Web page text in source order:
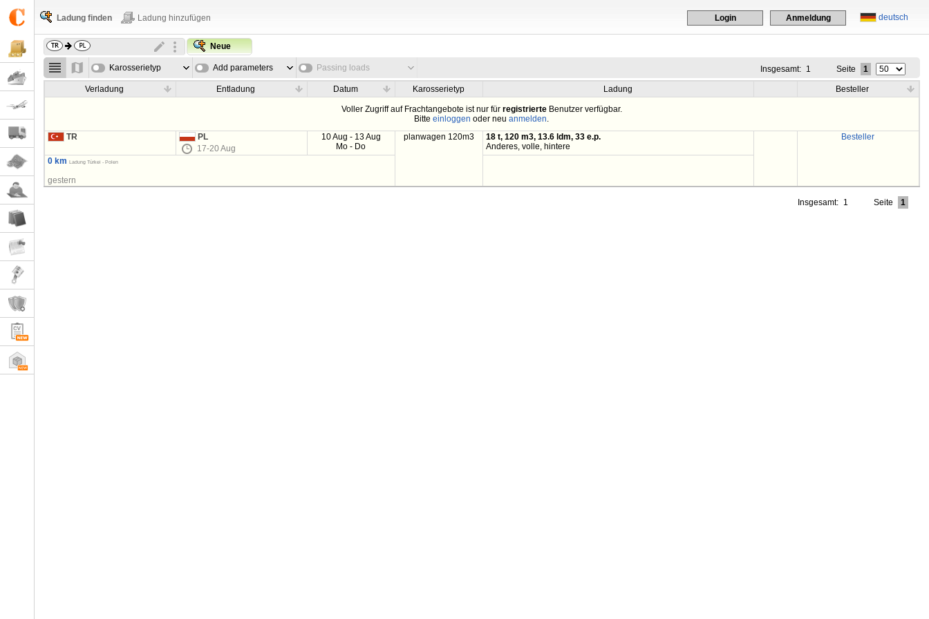
deutsch
Login Anmeldung
Ladung finden Ladung hinzufügen
Neue
Karosserietyp Add parameters Passing loads Insgesamt: 1 Seite 1
Verladung Entladung Datum Karosserietyp Ladung Besteller
Voller Zugriff auf Frachtangebote ist nur für registrierteBenutzer verfügbar.
Bitteeinloggen oder neuanmelden.
TR
PL
17-20 Aug
10 Aug - 13 Aug
Mo - Do
planwagen 120m3
18 t, 120 m3, 13.6 ldm, 33 e.p.
Anderes, volle, hintere
Besteller
0 km Ladung Türkei - Polen
gestern
Insgesamt: 1 Seite 1